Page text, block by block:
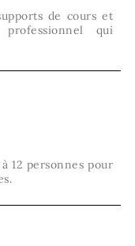
de cours et
qui
12 personnes pour